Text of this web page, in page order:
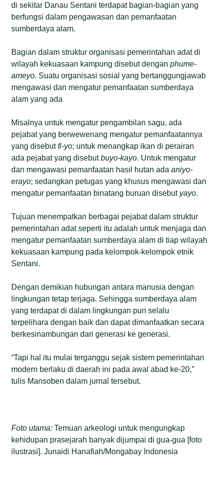
di sekitar Danau Sentani terdapat bagian-bagian yang
berfungsi dalam pengawasan dan pemanfaatan
sumberdaya alam.
Bagian dalam struktur organisasi pemerintahan adat di
wilayah kekuasaan kampung disebut denganphume-
ameyo. Suatu organisasi sosial yang bertanggungjawab
mengawasi dan mengatur pemanfaatan sumberdaya
alam yang ada
Misalnya untuk mengatur pengambilan sagu, ada
pejabat yang berwewenang mengatur pemanfaatannya
yang disebutfi-yo; untuk menangkap ikan di perairan
ada pejabat yang disebutbuyo-kayo. Untuk mengatur
dan mengawasi pemanfaatan hasil hutan adaaniyo-
erayo; sedangkan petugas yang khusus mengawasi dan
mengatur pemanfaatan binatang buruan disebut yayo.
Tujuan menempatkan berbagai pejabat dalam struktur
pemerintahan adat seperti itu adalah untuk menjaga dan
mengatur pemanfaatan sumberdaya alam di tiap wilayah
kekuasaan kampung pada kelompok-kelompok etnik
Sentani.
Dengan demikian hubungan antara manusia dengan
lingkungan tetap terjaga. Sehingga sumberdaya alam
yang terdapat di dalam lingkungan pun selalu
terpelihara dengan baik dan dapat dimanfaatkan secara
berkesinambungan dari generasi ke generasi.
“Tapi hal itu mulai terganggu sejak sistem pemerintahan
modern berlaku di daerah ini pada awal abad ke-20,”
tulis Mansoben dalam jurnal tersebut.
Foto utama: Temuan arkeologi untuk mengungkap
kehidupan prasejarah banyak dijumpai di gua-gua [foto
ilustrasi]. Junaidi Hanafiah/Mongabay Indonesia